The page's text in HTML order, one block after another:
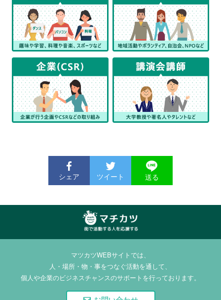
が、苦手な方はそれまでにゆ
っくりと学べます。
◆ 今は忙しくて時々欠席した
いのですが？
ドタキャンは困りますが、事
前に出欠を登録し、出席の方
にスピーチや例会の役割をご
担当いただきます。都合で月1
回参加の会員もいます。
◆ いきなり難しい例会の役割
はできないのですが？
簡単な役割から順番にご担当
いただきます。入会してから1
◆ 学習はどのように進めてゆ
Toastmasters International の
learning management system
されていて、それに即したス
ピーチを披露するのが基本的
な進め方です。資料はPDFで
も提供されるので印刷した
◆ スピーチはどんな内容でも
いいですか?
決められています。目標に沿
シェア ツイート 送る
マツカツWEBサイトでは、
人・場所・物・事をつなぐ活動を通して、
個人や企業のビジネスチャンスのサポートを行っております。